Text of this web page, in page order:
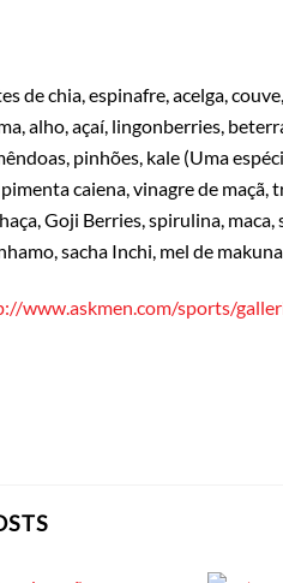
de chia, espinafre, acelga,
alho, açaí, lingonberries,
pinhões, kale (Uma
caiena, vinagre de
Goji Berries, spirulina,
sacha Inchi, mel de
www.askmen.com/sports/